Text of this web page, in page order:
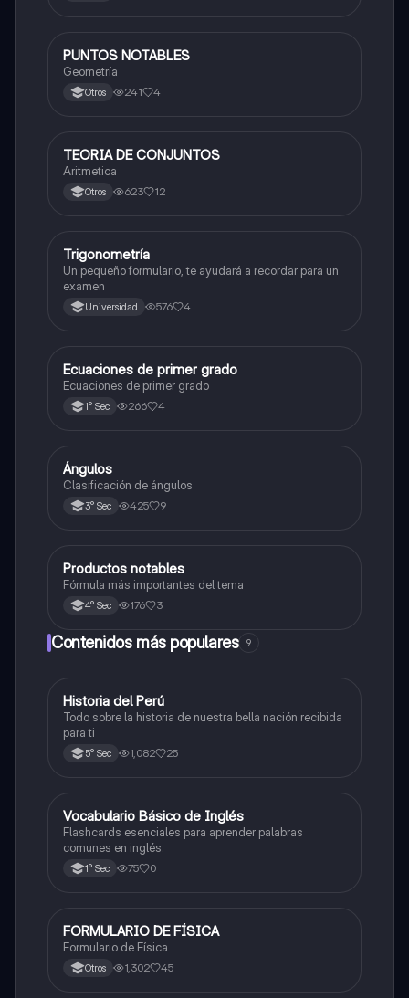
Matemáticas
PUNTOS NOTABLES
Geometría
Otros 241 4
Matemáticas
TEORIA DE CONJUNTOS
Aritmetica
Otros 623 12
Matemáticas
Trigonometría
Un pequeño formulario, te ayudará a recordar para un
examen
Universidad 576 4
Matemáticas
Ecuaciones de primer grado
Ecuaciones de primer grado
1° Sec 266 4
Matemáticas
Ángulos
Clasificación de ángulos
3° Sec 425 9
Matemáticas
Productos notables
Fórmula más importantes del tema
4° Sec 176 3
Contenidos más populares 9
Ciencias Sociales
Historia del Perú
Todo sobre la historia de nuestra bella nación recibida
para ti
5° Sec 1,082 25
VInglés
Vocabulario Básico de Inglés
Flashcards esenciales para aprender palabras
comunes en inglés.
1° Sec 75 0
Física
FORMULARIO DE FÍSICA
Formulario de Física
Otros 1,302 45